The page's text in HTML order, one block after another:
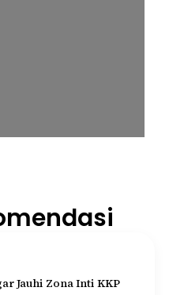
Jauhi Zona Inti KKP